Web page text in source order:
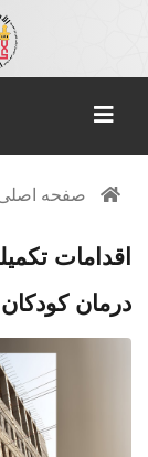
صفحه
اقدامات
درمان